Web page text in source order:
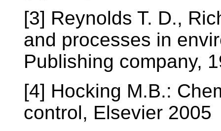
[3] Reynolds T. D.,
and processes in
Publishing company,
[4] Hocking M.B.:
control, Elsevier 2005